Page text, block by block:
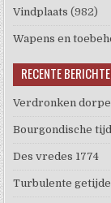
Vindplaats (982)
Wapens en
RECENTE
Verdronken
Bourgondische
Des vredes 1774
Turbulente